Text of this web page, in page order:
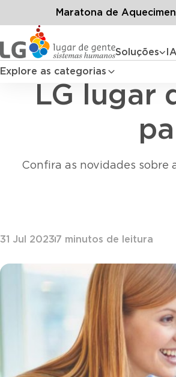
Soluções IA
Explore as categorias
Maratona de
LG lugar
Confira as novidades sobre
31 Jul 2023 7 minutos de leitura